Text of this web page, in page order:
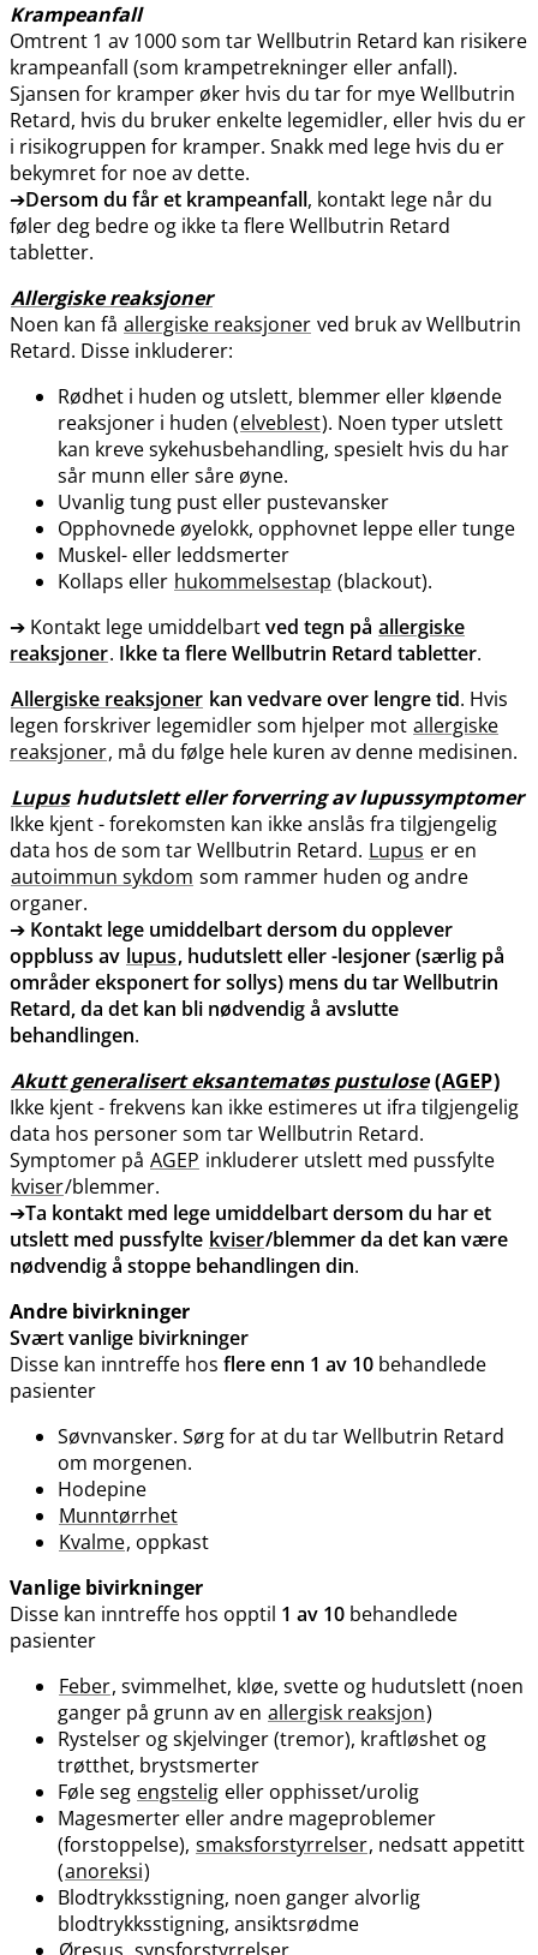
Krampeanfall
Omtrent 1 av 1000 som tar Wellbutrin Retard kan risikere
krampeanfall (som krampetrekninger eller anfall).
Sjansen for kramper øker hvis du tar for mye Wellbutrin
Retard, hvis du bruker enkelte legemidler, eller hvis du er
i risikogruppen for kramper. Snakk med lege hvis du er
bekymret for noe av dette.
➔Dersom du får et krampeanfall, kontakt lege når du
føler deg bedre og ikke ta flere Wellbutrin Retard
tabletter.
Allergiske reaksjoner
Noen kan få allergiske reaksjoner ved bruk av Wellbutrin
Retard. Disse inkluderer:
Rødhet i huden og utslett, blemmer eller kløende
reaksjoner i huden (elveblest). Noen typer utslett
kan kreve sykehusbehandling, spesielt hvis du har
sår munn eller såre øyne.
Uvanlig tung pust eller pustevansker
Opphovnede øyelokk, opphovnet leppe eller tunge
Muskel- eller leddsmerter
Kollaps eller hukommelsestap (blackout).
➔ Kontakt lege umiddelbartved tegn på allergiske
reaksjoner. Ikke ta flere Wellbutrin Retard tabletter.
Allergiske reaksjoner kan vedvare over lengre tid. Hvis
legen forskriver legemidler som hjelper mot allergiske
reaksjoner, må du følge hele kuren av denne medisinen.
Lupus hudutslett eller forverring av lupussymptomer
Ikke kjent - forekomsten kan ikke anslås fra tilgjengelig
data hos de som tar Wellbutrin Retard. Lupus er en
autoimmun sykdom som rammer huden og andre
organer.
➔ Kontakt lege umiddelbart dersom du opplever
oppbluss av lupus, hudutslett eller -lesjoner (særlig på
områder eksponert for sollys) mens du tar Wellbutrin
Retard, da det kan bli nødvendig å avslutte
behandlingen.
Akutt generalisert eksantematøs pustulose (AGEP)
Ikke kjent - frekvens kan ikke estimeres ut ifra tilgjengelig
data hos personer som tar Wellbutrin Retard.
Symptomer på AGEP inkluderer utslett med pussfylte
kviser/blemmer.
➔Ta kontakt med lege umiddelbart dersom du har et
utslett med pussfylte kviser/blemmer da det kan være
nødvendig å stoppe behandlingen din.
Andre bivirkninger
Svært vanlige bivirkninger
Disse kan inntreffe hos flere enn 1 av 10 behandlede
pasienter
Søvnvansker. Sørg for at du tar Wellbutrin Retard
om morgenen.
Hodepine
Munntørrhet
Kvalme, oppkast
Vanlige bivirkninger
Disse kan inntreffe hos opptil 1 av 10 behandlede
pasienter
Feber, svimmelhet, kløe, svette og hudutslett (noen
ganger på grunn av en allergisk reaksjon)
Rystelser og skjelvinger (tremor), kraftløshet og
trøtthet, brystsmerter
Føle seg engstelig eller opphisset​/​urolig
Magesmerter eller andre mageproblemer
(forstoppelse), smaksforstyrrelser, nedsatt appetitt
(anoreksi)
Blodtrykksstigning, noen ganger alvorlig
blodtrykksstigning, ansiktsrødme